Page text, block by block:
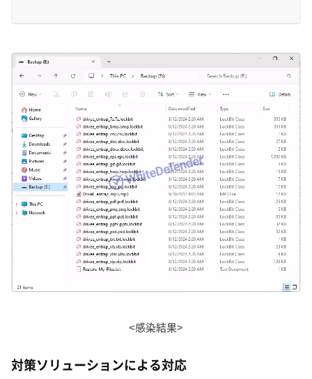
<感染結果>
対策ソリューションによる対応